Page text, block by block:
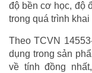
độ bền cơ học, độ
trong quá trình khai
Theo TCVN
dụng trong sản
về tính đồng